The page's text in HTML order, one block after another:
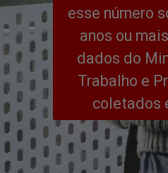
esse número
anos ou
dados do
Trabalho e
coletados